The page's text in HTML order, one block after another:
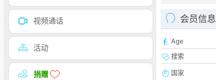
视频通话
活动
捐赠
会员信息
Age
搜索
国家